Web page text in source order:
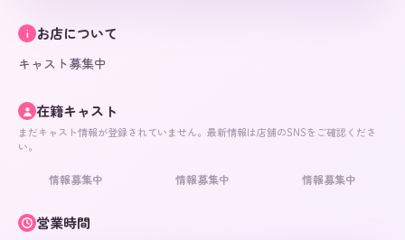
i お店について
キャスト募集中
在籍キャスト
まだキャスト情報が登録されていません。最新情報は店舗のSNSをご確認くださ
い。
情報募集中 情報募集中 情報募集中
営業時間